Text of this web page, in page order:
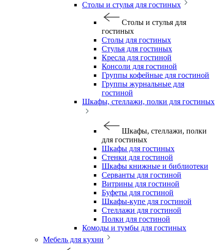
Столы и стулья для гостиных
Столы и стулья для
гостиных
Столы для гостиных
Стулья для гостиных
Кресла для гостиной
Консоли для гостиной
Группы кофейные для гостиной
Группы журнальные для
гостиной
Шкафы, стеллажи, полки для гостиных
Шкафы, стеллажи, полки
для гостиных
Шкафы для гостиных
Стенки для гостиной
Шкафы книжные и библиотеки
Серванты для гостиной
Витрины для гостиной
Буфеты для гостиной
Шкафы-купе для гостиной
Стеллажи для гостиной
Полки для гостиной
Комоды и тумбы для гостиных
Мебель для кухни